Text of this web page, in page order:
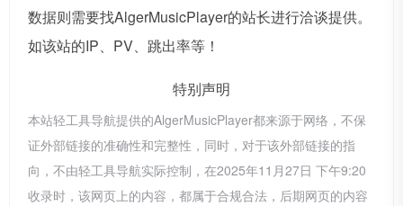
数据则需要找AlgerMusicPlayer的站长进行洽谈提供。
如该站的IP、PV、跳出率等！
特别声明
本站轻工具导航提供的AlgerMusicPlayer都来源于网络，不保
证外部链接的准确性和完整性，同时，对于该外部链接的指
向，不由轻工具导航实际控制，在2025年11月27日 下午9:20
收录时，该网页上的内容，都属于合规合法，后期网页的内容